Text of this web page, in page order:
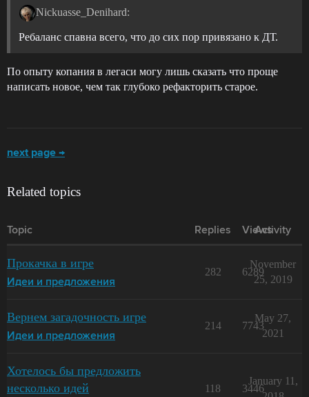
Nickuasse_Denihard:
Ребаланс спавна всего, что до сих пор привязано к ДТ.
По опыту копания в легаси могу лишь сказать что проще
написать новое, чем так глубоко рефакторить старое.
next page →
Related topics
Topic Replies Views
Activity
Прокачка в игре
Идеи и предложения
282 6289
November
25, 2019
Вернем загадочность игре
Идеи и предложения
214 7743
May 27,
2021
Хотелось бы предложить
несколько идей
118 3446
January 11,